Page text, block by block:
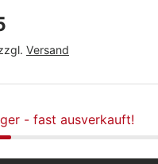
Preis
Versand
- fast ausverkauft!